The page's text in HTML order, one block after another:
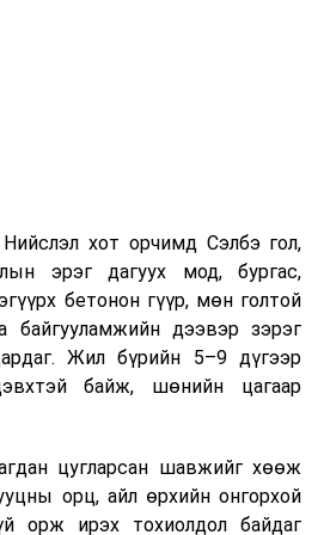
м³ нэрлэсэн багтаамжтай, 36
метрийн өндөртэй долоон
төлөвлөсөн. Нийт хөрөнгө
151.26 тэрбум төгрөг бөгөөд
хөнгөлөлттэй зээлийн
банкнаас 151.0 тэрбумын
байгаа бөгөөд 2027 оны 12
багтаан бүрэн ашиглалтад
“Шунхлай” ХХК-ийн техник
Нийслэл хот орчимд Сэлбэ гол,
эрэг дагуух мод, бургас,
бетонон гүүр, мөн голтой
байгууламжийн дээвэр зэрэг
Жил бүрийн 5–9 дүгээр
байж, шөнийн цагаар
цугларсан шавжийг хөөж
орц, айл өрхийн онгорхой
орж ирэх тохиолдол байдаг